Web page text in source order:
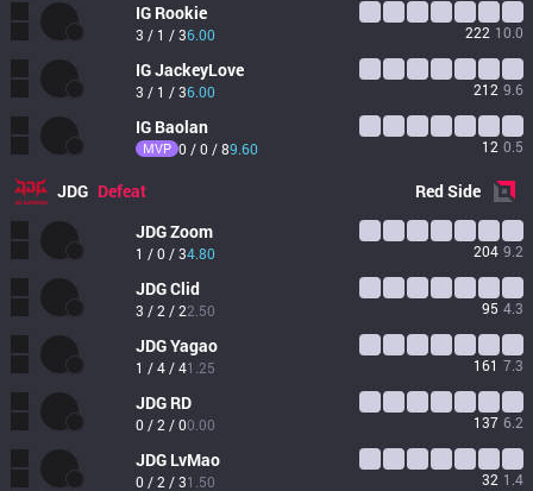
IG Rookie
3 / 1 / 36.00 222 10.0
IGJackeyLove
3 / 1 / 36.00 212 9.6
IG Baolan
MVP 0 / 0 / 89.60 12 0.5
JDG Defeat RedSide
JDGZoom
1 / 0 / 34.80 204 9.2
JDGClid
3 / 2 / 22.50 95 4.3
JDGYagao
1 / 4 / 41.25 161 7.3
JDG RD
0 / 2 / 00.00 137 6.2
JDG LvMao
0 / 2 / 31.50 32 1.4